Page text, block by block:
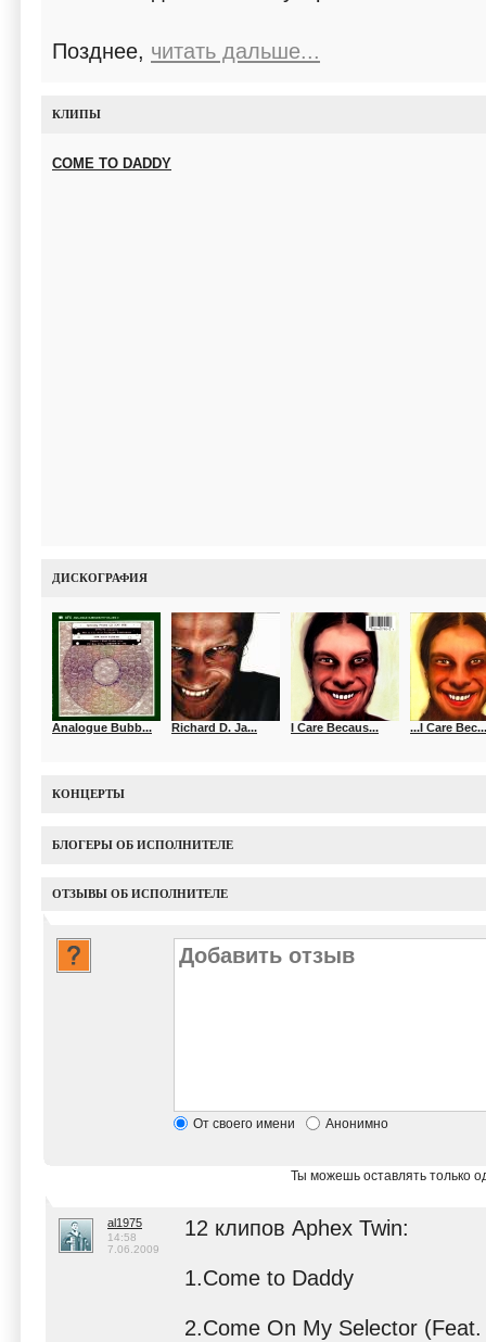
Позднее, читать дальше...
КЛИПЫ
COME TO DADDY
ДИСКОГРАФИЯ
Analogue Bubb... Richard D. Ja... I Care Becaus... ...I Care Bec...
КОНЦЕРТЫ
БЛОГЕРЫ ОБ ИСПОЛНИТЕЛЕ
ОТЗЫВЫ ОБ ИСПОЛНИТЕЛЕ
От своего имени Анонимно
Ты можешь оставлять только
al1975
14:58
7.06.2009
12 клипов Aphex Twin:
1.Come to Daddy
2.Come On My Selector